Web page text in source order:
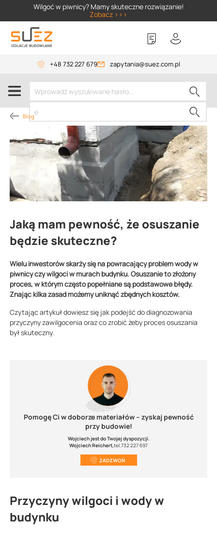
Wilgoć w piwnicy? Mamy skuteczne rozwiązanie!
Zobacz >>>
+48 732 227 679 zapytania@suez.com.pl
Blog
Jaką mam pewność, że osuszanie
będzie skuteczne?
Wielu inwestorów skarży się na powracający problem wody w
piwnicy czy wilgoci w murach budynku. Osuszanie to złożony
proces, w którym często popełniane są podstawowe błędy.
Znając kilka zasad możemy uniknąć zbędnych kosztów.
Czytając artykuł dowiesz się jak podejść do diagnozowania
przyczyny zawilgocenia oraz co zrobić żeby proces osuszania
był skuteczny.
Pomogę Ci w doborze materiałów – zyskaj pewność
przy budowie!
Wojciech jest do Twojej dyspozycji.
Wojciech Reichert,tel.732 227 697
ZADZWOŃ
Przyczyny wilgoci i wody w
budynku